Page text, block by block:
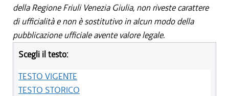
della Regione Friuli Venezia Giulia, non riveste carattere
di ufficialità e non è sostitutivo in alcun modo della
pubblicazione ufficiale avente valore legale.
Scegli il testo:
TESTO VIGENTE
TESTO STORICO